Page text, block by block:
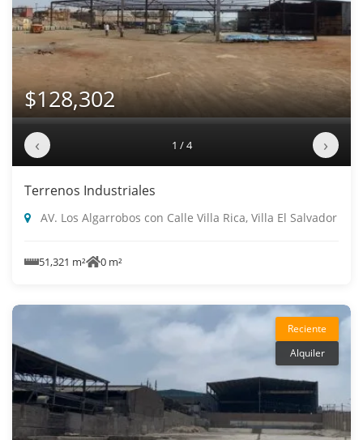
$128,302
‹ 1 / 4 ›
Terrenos Industriales
AV. Los Algarrobos con Calle Villa Rica, Villa El Salvador
51,321 m² 0 m²
Reciente
Alquiler